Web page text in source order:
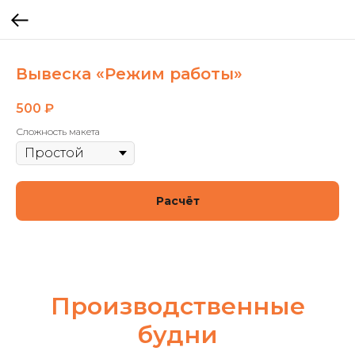
Вывеска «Режим работы»
500 ₽
Сложность макета
Расчёт
Производственные
будни